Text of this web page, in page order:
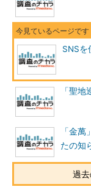
SNSを
「聖
「金
たの知
過